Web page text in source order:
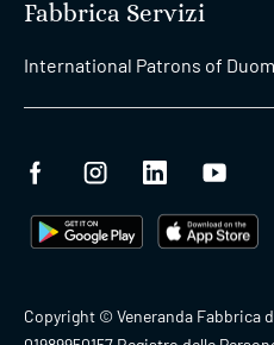
Fabbrica Servizi
International Patrons of
Copyright © Veneranda Fabbrica